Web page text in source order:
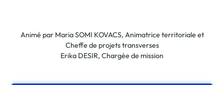
Animé par Maria SOMI KOVACS, Animatrice territoriale et
Cheffe de projets transverses
Erika DESIR, Chargée de mission